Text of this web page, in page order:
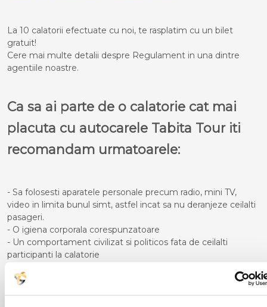
La 10 calatorii efectuate cu noi, te rasplatim cu un bilet
gratuit!
Cere mai multe detalii despre Regulament in una dintre
agentiile noastre.
Ca sa ai parte de o calatorie cat mai
placuta cu autocarele Tabita Tour iti
recomandam urmatoarele:
- Sa folosesti aparatele personale precum radio, mini TV,
video in limita bunul simt, astfel incat sa nu deranjeze ceilalti
pasageri.
- O igiena corporala corespunzatoare
- Un comportament civilizat si politicos fata de ceilalti
participanti la calatorie
autocarului atata timp cat acesta se afla in miscare